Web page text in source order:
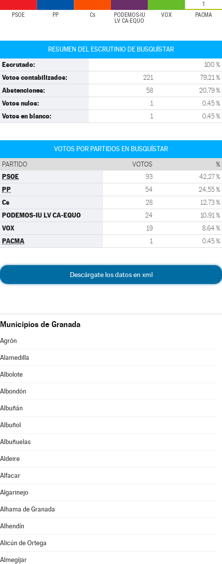
PSOE PP Cs
PODEMOS-IU
LV CA-EQUO
VOX PACMA
1
RESUMEN DEL ESCRUTINIO DE BUSQUÍSTAR
Escrutado: 100 %
Votos contabilizados: 221 79,21 %
Abstenciones: 58 20,79 %
Votos nulos: 1 0,45 %
Votos en blanco: 1 0,45 %
VOTOS POR PARTIDOS EN BUSQUÍSTAR
PARTIDO VOTOS %
PSOE 93 42,27 %
PP 54 24,55 %
Cs 28 12,73 %
PODEMOS-IU LV CA-EQUO 24 10,91 %
VOX 19 8,64 %
PACMA 1 0,45 %
Descárgate los datos en xml
Municipios de Granada
Agrón
Alamedilla
Albolote
Albondón
Albuñán
Albuñol
Albuñuelas
Aldeire
Alfacar
Algarinejo
Alhama de Granada
Alhendín
Alicún de Ortega
Almegíjar